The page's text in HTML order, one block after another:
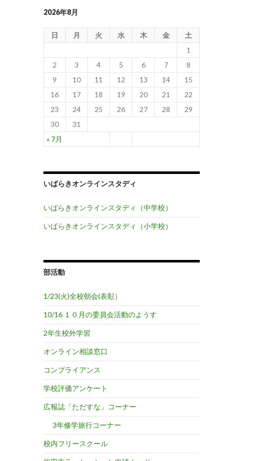
2026年8月
日 月 火 水 木 金 土
« 7月
1
2
3 4 5 6 7
8
9
10 11 12 13 14
15
16
17 18 19 20 21
22
23
24 25 26 27 28
29
30
31
いばらきオンラインスタディ
いばらきオンラインスタディ（中学校）
いばらきオンラインスタディ（小学校）
部活動
1/23(火)全校朝会(表彰）
10/16 １０月の委員会活動のようす
2年生校外学習
オンライン相談窓口
コンプライアンス
学校評価アンケート
広報誌「ただすな」コーナー
3年修学旅行コーナー
校内フリースクール